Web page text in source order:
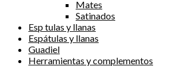
Mates
Satinados
Esp tulas y llanas
Espátulas y llanas
Guadiel
Herramientas y complementos